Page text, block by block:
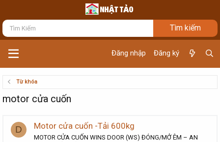
Đăng nhập Đăng ký
Từ khóa
motor cửa cuốn
D Motor cửa cuốn -Tải 600kg
MOTOR CỬA CUỐN WINS DOOR (WS) ĐÓNG/MỞ ÊM – AN